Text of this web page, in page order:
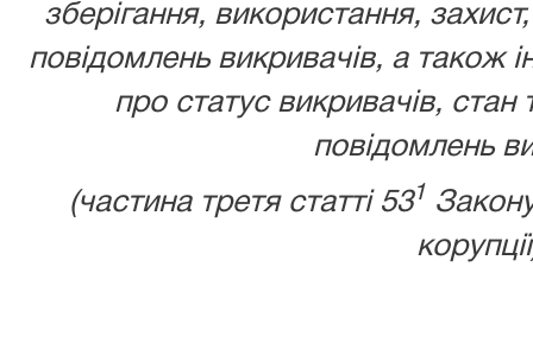
зберігання, використання,
повідомлень викривачів, а також
про статус викривачів, стан
повідомлень
(частина третя статті 531